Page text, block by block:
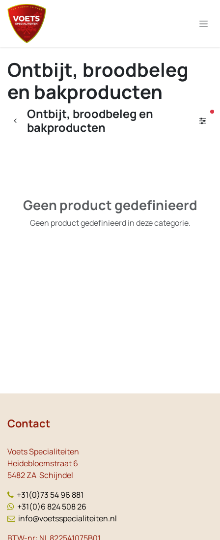
Overslaan naar inhoud
Ontbijt, broodbeleg
en bakproducten
Ontbijt, broodbeleg en
bakproducten
Geen product gedefinieerd
Geen product gedefinieerd in deze categorie.
Contact
Voets Specialiteiten
Heidebloemstraat 6
5482 ZA Schijndel
+31(0)73 54 96 881
+31(0)6 824 508 26
info@voetsspecialiteiten.nl